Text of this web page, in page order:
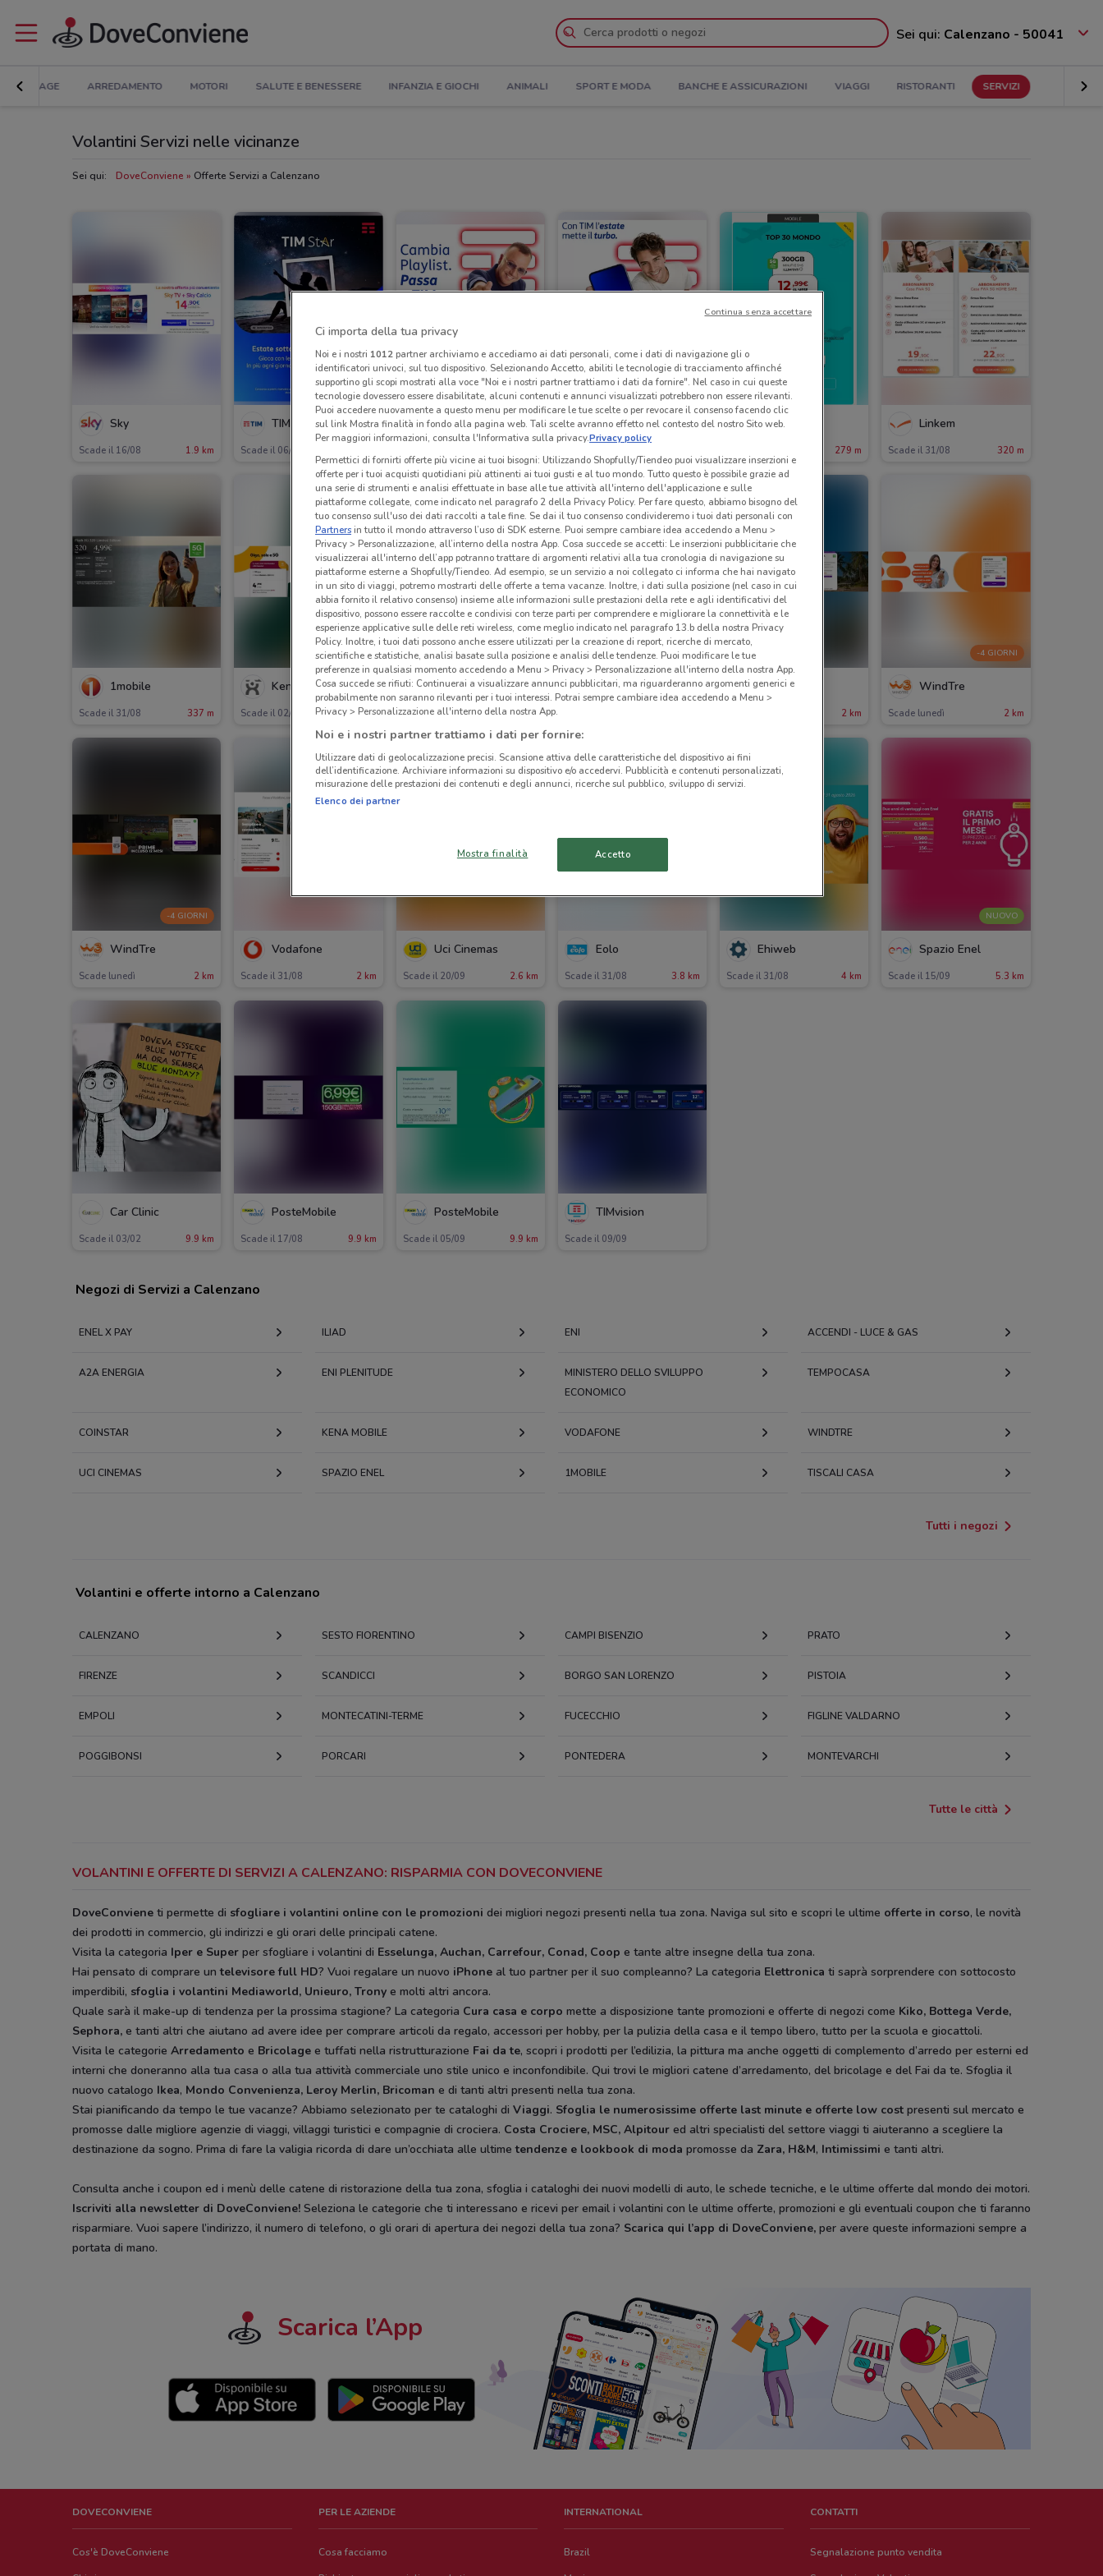
Sei qui: Calenzano - 50041
BRICOLAGE ARREDAMENTO MOTORI SALUTE E BENESSERE INFANZIA E GIOCHI ANIMALI SPORT E MODA BANCHE E ASSICURAZIONI VIAGGI RISTORANTI SERVIZI
Volantini Servizi nelle vicinanze
Sei qui: DoveConviene Offerte Servizi a Calenzano
Sky
Scade il 16/08 1.9 km
TIM
Scade il 06/09
TIM TIM Iliad
279 m
Linkem
Scade il 31/08 320 m
1mobile
Scade il 31/08 337 m
NUOVO
Kena Mobile
Scade il 02/09 1.1 km
Tiscali Casa
Scade il 31/08 1.1 km
WindTre WindTre
2 km
-4 GIORNI
WindTre
Scade lunedì 2 km
-4 GIORNI
WindTre
Scade lunedì 2 km
Vodafone
Scade il 31/08 2 km
Uci Cinemas
Scade il 20/09 2.6 km
Eolo
Scade il 31/08 3.8 km
Ehiweb
Scade il 31/08 4 km
NUOVO
Spazio Enel
Scade il 15/09 5.3 km
Car Clinic
Scade il 03/02 9.9 km
PosteMobile
Scade il 17/08 9.9 km
PosteMobile
Scade il 05/09 9.9 km
TIMvision
Scade il 09/09
Negozi di Servizi a Calenzano
ENEL X PAY ILIAD ENI ACCENDI - LUCE & GAS
A2A ENERGIA ENI PLENITUDE
MINISTERO DELLO SVILUPPO
ECONOMICO
TEMPOCASA
COINSTAR KENA MOBILE VODAFONE WINDTRE
UCI CINEMAS SPAZIO ENEL 1MOBILE TISCALI CASA
Tutti i negozi
Volantini e offerte intorno a Calenzano
CALENZANO SESTO FIORENTINO CAMPI BISENZIO PRATO
FIRENZE SCANDICCI BORGO SAN LORENZO PISTOIA
EMPOLI MONTECATINI-TERME FUCECCHIO FIGLINE VALDARNO
POGGIBONSI PORCARI PONTEDERA MONTEVARCHI
Tutte le città
VOLANTINI E OFFERTE DI SERVIZI A CALENZANO: RISPARMIA CON DOVECONVIENE
DoveConviene ti permette di sfogliare i volantini online con le promozioni dei migliori negozi presenti nella tua zona. Naviga sul sito e scopri le ultime offerte in corso, le novità
dei prodotti in commercio, gli indirizzi e gli orari delle principali catene.
Visita la categoria Iper e Super per sfogliare i volantini di Esselunga, Auchan, Carrefour, Conad, Coop e tante altre insegne della tua zona.
Hai pensato di comprare untelevisore full HD? Vuoi regalare un nuovo iPhone al tuo partner per il suo compleanno? La categoria Elettronica ti saprà sorprendere con sottocosto
imperdibili, sfoglia i volantini Mediaworld, Unieuro, Trony e molti altri ancora.
Quale sarà il make-up di tendenza per la prossima stagione? La categoria Cura casa e corpo mette a disposizione tante promozioni e offerte di negozi come Kiko, Bottega Verde,
Sephora, e tanti altri che aiutano ad avere idee per comprare articoli da regalo, accessori per hobby, per la pulizia della casa e il tempo libero, tutto per la scuola e giocattoli.
Visita le categorie Arredamento e Bricolage e tuffati nella ristrutturazione Fai da te, scopri i prodotti per l’edilizia, la pittura ma anche oggetti di complemento d’arredo per esterni ed
interni che doneranno alla tua casa o alla tua attività commerciale uno stile unico e inconfondibile. Qui trovi le migliori catene d’arredamento, del bricolage e del Fai da te. Sfoglia il
nuovo catalogo Ikea, Mondo Convenienza, Leroy Merlin, Bricoman e di tanti altri presenti nella tua zona.
Stai pianificando da tempo le tue vacanze? Abbiamo selezionato per te cataloghi di Viaggi. Sfoglia le numerosissime offerte last minute e offerte low cost presenti sul mercato e
promosse dalle migliore agenzie di viaggi, villaggi turistici e compagnie di crociera. Costa Crociere, MSC, Alpitour ed altri specialisti del settore viaggi ti aiuteranno a scegliere la
destinazione da sogno. Prima di fare la valigia ricorda di dare un’occhiata alle ultimetendenze e lookbook di moda promosse da Zara, H&M, Intimissimi e tanti altri.
Consulta anche i coupon ed i menù delle catene di ristorazione della tua zona, sfoglia i cataloghi dei nuovi modelli di auto, le schede tecniche, e le ultime offerte dal mondo dei motori.
Iscriviti alla newsletter di DoveConviene! Seleziona le categorie che ti interessano e ricevi per email i volantini con le ultime offerte, promozioni e gli eventuali coupon che ti faranno
risparmiare. Vuoi sapere l’indirizzo, il numero di telefono, o gli orari di apertura dei negozi della tua zona? Scarica qui l’app di DoveConviene, per avere queste informazioni sempre a
portata di mano.
Scarica l’App
DOVECONVIENE
Cos'è DoveConviene
PER LE AZIENDE
Cosa facciamo
INTERNATIONAL
Brazil
CONTATTI
Segnalazione punto vendita
Ci importa della tua privacy
Noi e i nostri 1012partner archiviamo e accediamo ai dati personali, come i dati di navigazione gli o
identificatori univoci, sul tuo dispositivo. Selezionando Accetto, abiliti le tecnologie di tracciamento affinché
supportino gli scopi mostrati alla voce "Noi e i nostri partner trattiamo i dati da fornire". Nel caso in cui queste
tecnologie dovessero essere disabilitate, alcuni contenuti e annunci visualizzati potrebbero non essere rilevanti.
Puoi accedere nuovamente a questo menu per modificare le tue scelte o per revocare il consenso facendo clic
sul link Mostra finalità in fondo alla pagina web. Tali scelte avranno effetto nel contesto del nostro Sito web.
Per maggiori informazioni, consulta l'Informativa sulla privacy.Privacy policy
Permettici di fornirti offerte più vicine ai tuoi bisogni: Utilizzando Shopfully/Tiendeo puoi visualizzare inserzioni e
offerte per i tuoi acquisti quotidiani più attinenti ai tuoi gusti e al tuo mondo. Tutto questo è possibile grazie ad
una serie di strumenti e analisi effettuate in base alle tue attività all'interno dell'applicazione e sulle
piattaforme collegate, come indicato nel paragrafo 2 della Privacy Policy. Per fare questo, abbiamo bisogno del
tuo consenso sull'uso dei dati raccolti a tale fine. Se dai il tuo consenso condivideremo i tuoi dati personali con
Partnersin tutto il mondo attraverso l’uso di SDK esterne. Puoi sempre cambiare idea accedendo a Menu >
Privacy > Personalizzazione, all’interno della nostra App. Cosa succede se accetti: Le inserzioni pubblicitarie che
visualizzerai all'interno dell’app potranno trattare di argomenti relativi alla tua cronologia di navigazione su
piattaforme esterne a Shopfully/Tiendeo. Ad esempio, se un servizio a noi collegato ci informa che hai navigato
in un sito di viaggi, potremo mostrarti delle offerte a tema vacanze. Inoltre, i dati sulla posizione (nel caso in cui
abbia fornito il relativo consenso) insieme alle informazioni sulle prestazioni della rete e agli identificativi del
dispositivo, possono essere raccolte e condivisi con terze parti per comprendere e migliorare la connettività e le
esperienze applicative sulle delle reti wireless, come meglio indicato nel paragrafo 13.b della nostra Privacy
Policy. Inoltre, i tuoi dati possono anche essere utilizzati per la creazione di report, ricerche di mercato,
scientifiche e statistiche, analisi basate sulla posizione e analisi delle tendenze. Puoi modificare le tue
preferenze in qualsiasi momento accedendo a Menu > Privacy > Personalizzazione all'interno della nostra App.
Cosa succede se rifiuti: Continuerai a visualizzare annunci pubblicitari, ma riguarderanno argomenti generici e
probabilmente non saranno rilevanti per i tuoi interessi. Potrai sempre cambiare idea accedendo a Menu >
Privacy > Personalizzazione all'interno della nostra App.
Noi e i nostri partner trattiamo i dati per fornire:
Utilizzare dati di geolocalizzazione precisi. Scansione attiva delle caratteristiche del dispositivo ai fini
dell’identificazione. Archiviare informazioni su dispositivo e/o accedervi. Pubblicità e contenuti personalizzati,
misurazione delle prestazioni dei contenuti e degli annunci, ricerche sul pubblico, sviluppo di servizi.
Elenco dei partner
Mostra finalità Accetto
Continua senza accettare